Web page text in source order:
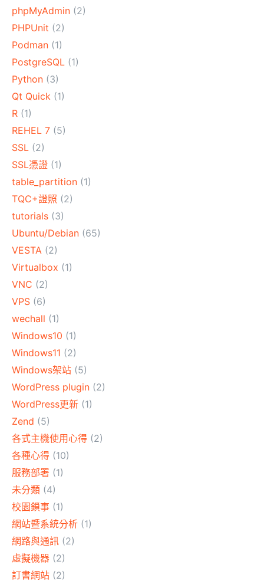
phpMyAdmin (2)
PHPUnit (2)
Podman (1)
PostgreSQL (1)
Python (3)
Qt Quick (1)
R (1)
REHEL 7 (5)
SSL (2)
SSL憑證 (1)
table_partition (1)
TQC+證照 (2)
tutorials (3)
Ubuntu/Debian (65)
VESTA (2)
Virtualbox (1)
VNC (2)
VPS (6)
wechall (1)
Windows10 (1)
Windows11 (2)
Windows架站 (5)
WordPress plugin (2)
WordPress更新 (1)
Zend (5)
各式主機使用心得 (2)
各種心得 (10)
服務部署 (1)
未分類 (4)
校園鎖事 (1)
網站暨系統分析 (1)
網路與通訊 (2)
虛擬機器 (2)
訂書網站 (2)